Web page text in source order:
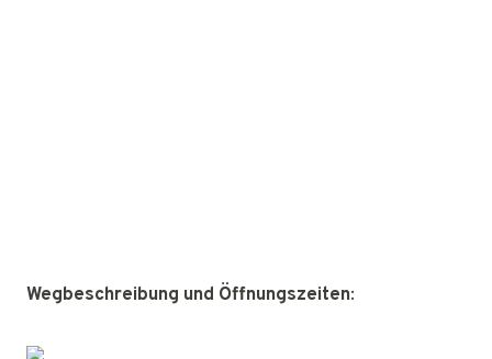
Wegbeschreibung und Öffnungszeiten: